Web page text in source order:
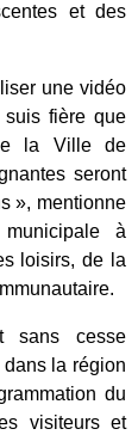
et des
une vidéo
suis fière que
la Ville de
seront
», mentionne
à
loisirs, de la
sans cesse
la région
du
visiteurs et